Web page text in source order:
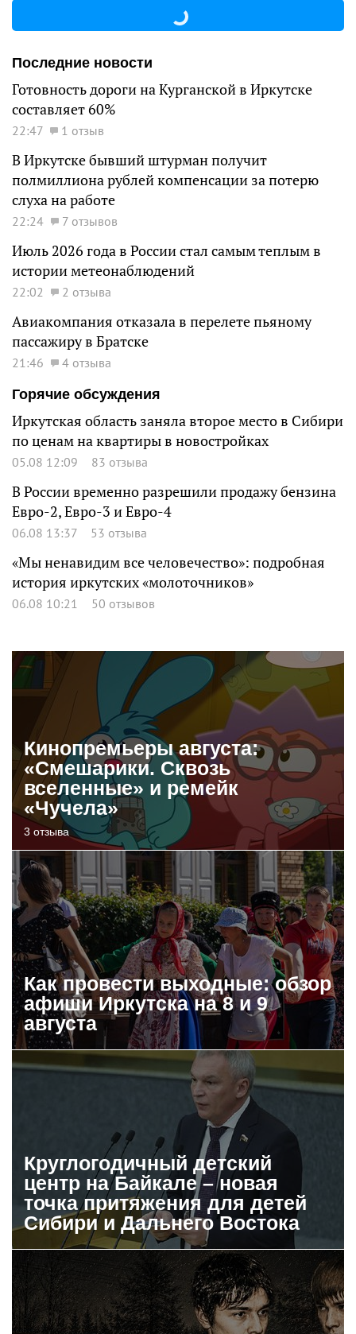
Последние новости
Готовность дороги на Курганской в Иркутске
составляет 60%
22:47 1 отзыв
В Иркутске бывший штурман получит
полмиллиона рублей компенсации за потерю
слуха на работе
22:24 7 отзывов
Июль 2026 года в России стал самым теплым в
истории метеонаблюдений
22:02 2 отзыва
Авиакомпания отказала в перелете пьяному
пассажиру в Братске
21:46
4 отзыва
Горячие обсуждения
Иркутская область заняла второе место в Сибири
по ценам на квартиры в новостройках
05.08 12:09 83 отзыва
В России временно разрешили продажу бензина
Евро-2, Евро-3 и Евро-4
06.08 13:37 53 отзыва
«Мы ненавидим все человечество»: подробная
история иркутских «молоточников»
06.08 10:21 50 отзывов
Кинопремьеры августа:
«Смешарики. Сквозь
вселенные» и ремейк
«Чучела»
3 отзыва
Как провести выходные: обзор
афиши Иркутска на 8 и 9
августа
Круглогодичный детский
центр на Байкале – новая
точка притяжения для детей
Сибири и Дальнего Востока